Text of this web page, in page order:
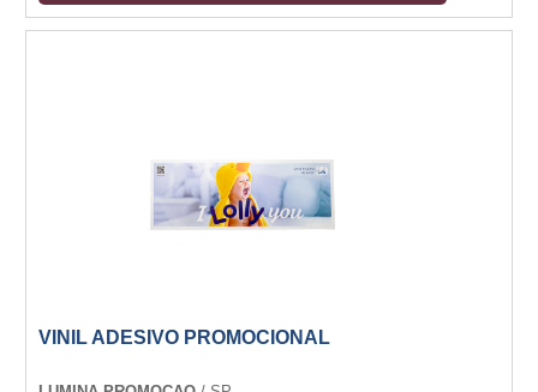
outdoor). Espessuras: 80-150 micra. Aplicação
VINIL ADESIVO PROMOCIONAL